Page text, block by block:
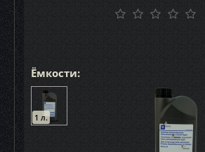
Ёмкости:
1 л.